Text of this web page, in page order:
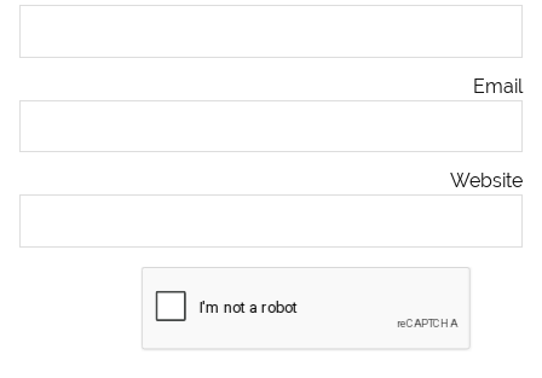
Email
Website